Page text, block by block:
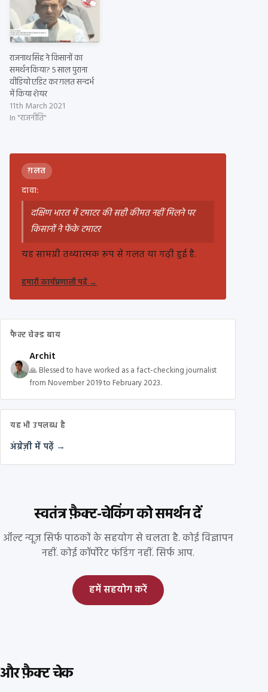
राजनाथ सिंह ने किसानों का
समर्थन किया? 5 साल पुराना
वीडियो एडिट कर ग़लत सन्दर्भ
में किया शेयर
11th March 2021
In "राजनीति"
ग़लत
दावा:
दक्षिण भारत में टमाटर की सही कीमत नहीं मिलने पर
किसानों ने फेंके टमाटर
यह सामग्री तथ्यात्मक रूप से गलत या गढ़ी हुई है.
हमारी कार्यप्रणाली पढ़ें→
फैक्ट चेक्ड बाय
Archit
🙏 Blessed to have worked as a fact-checking journalist
from November 2019 to February 2023.
यह भी उपलब्ध है
अंग्रेज़ी में पढ़ें →
स्वतंत्र फ़ैक्ट-चेकिंग को समर्थन दें
ऑल्ट न्यूज़ सिर्फ पाठकों के सहयोग से चलता है. कोई विज्ञापन
नहीं. कोई कॉर्पोरेट फंडिंग नहीं. सिर्फ आप.
हमें सहयोग करें
और फ़ैक्ट चेक